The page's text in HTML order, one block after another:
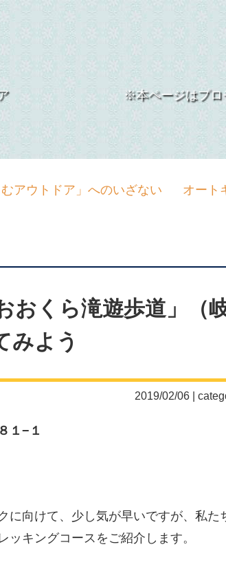
トドア ※本ページはプロモー
アウトドア」へのいざない オート
おくら滝遊歩道」（
みよう
2019/02/06 |
１− １
に向けて、少し気が早いですが、私た
キングコースをご紹介します。